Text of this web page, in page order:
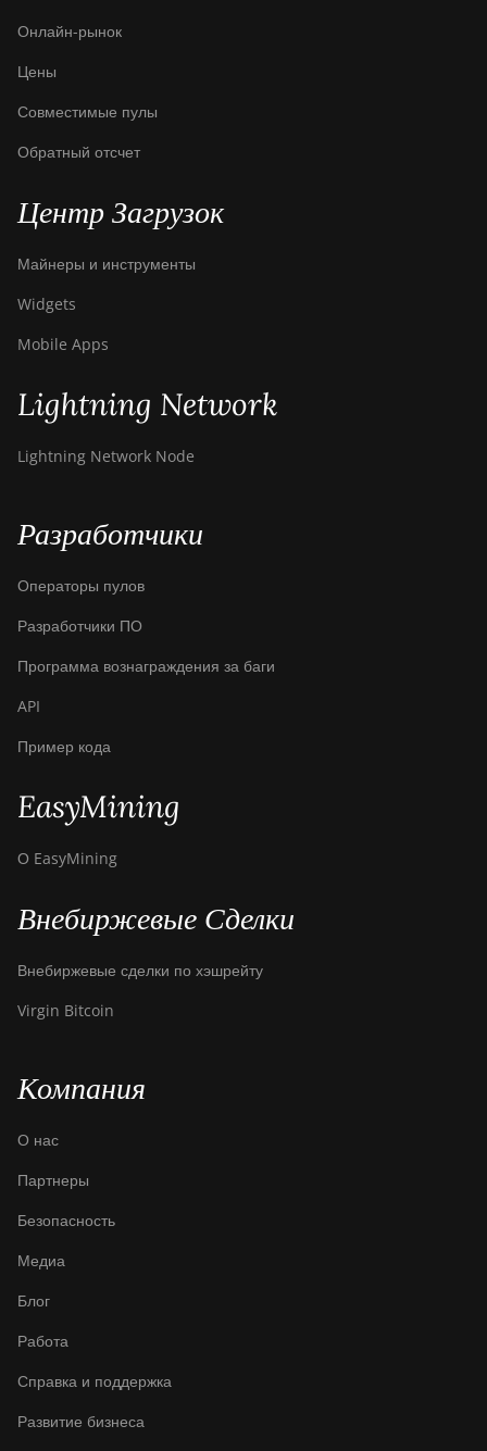
Онлайн-рынок
Цены
Совместимые пулы
Обратный отсчет
Центр Загрузок
Майнеры и инструменты
Widgets
Mobile Apps
Lightning Network
Lightning Network Node
Разработчики
Операторы пулов
Разработчики ПО
Программа вознаграждения за баги
API
Пример кода
EasyMining
О EasyMining
Внебиржевые Сделки
Внебиржевые сделки по хэшрейту
Virgin Bitcoin
Компания
О нас
Партнеры
Безопасность
Медиа
Блог
Работа
Справка и поддержка
Развитие бизнеса